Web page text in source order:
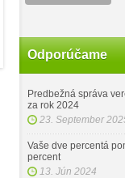
Odporúčame
Predbežná správa
za rok 2024
23. September
Vaše dve percentá
percent
13. Jún 2024